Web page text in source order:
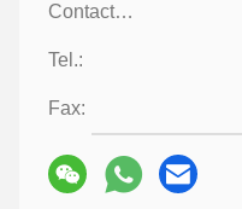
Contacten:
Tel.:
Fax: